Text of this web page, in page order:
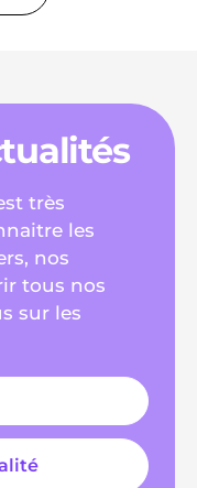
très
les
nos
tous nos
sur les